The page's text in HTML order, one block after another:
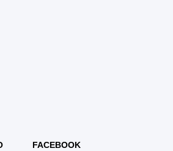
FACEBOOK